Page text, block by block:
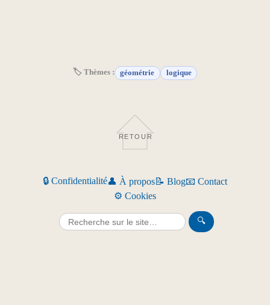
🏷 Thèmes : géométrie logique
RETOUR
🔒 Confidentialité👤 À propos📝 Blog📧 Contact
⚙️ Cookies
🔍